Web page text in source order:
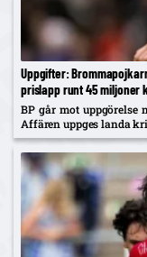
Uppgifter:
prislapp runt 45 miljoner
BP går mot uppgörelse
Affären uppges landa